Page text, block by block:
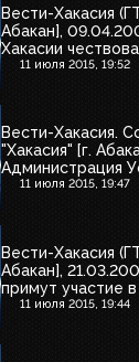
Вести-Хакасия
Абакан],
Хакасии
энергетиков,
11 июля 2015, 19:52
Вести-Хакасия.
"Хакасия" [г.
Администрация
района
11 июля 2015, 19:47
Вести-Хакасия
Абакан],
примут участие
Спартакиаде
11 июля 2015, 19:44